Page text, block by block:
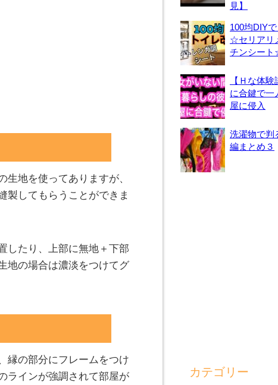
地を使ってありますが、
製してもらうことができま
したり、上部に無地＋下部
地の場合は濃淡をつけてグ
縁の部分にフレームをつけ
ラインが強調されて部屋が
見】
100均DIY
☆セリアリ
チンシー
【Ｈな体
に合鍵で一
屋に侵入
洗濯物で判
編まとめ３
カテゴリー